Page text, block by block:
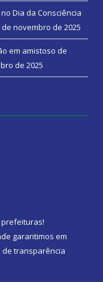
Dia da Consciência
de novembro de 2025
em amistoso de
de 2025
!
garantimos em
de transparência